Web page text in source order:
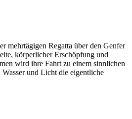
mehrtägigen Regatta über den Genfer
körperlicher Erschöpfung und
wird ihre Fahrt zu einem sinnlichen
und Licht die eigentliche